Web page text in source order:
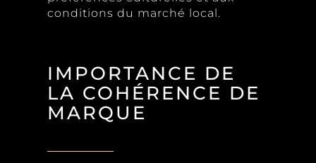
conditions du marché local.
IMPORTANCE DE
LA COHÉRENCE DE
MARQUE